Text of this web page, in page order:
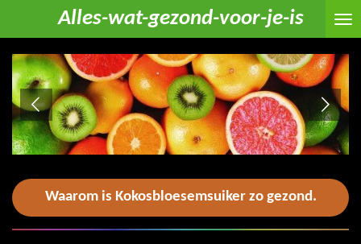
naar
de
hoofdinhoud
Alles-wat-gezond-voor-je-is
Waarom is Kokosbloesemsuiker zo gezond.